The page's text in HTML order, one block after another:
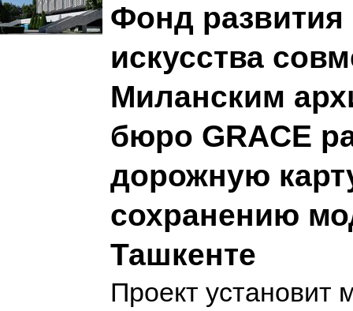
Фонд развития
искусства
Миланским
бюро GRACE
дорожную
сохранению
Ташкенте
Проект установит